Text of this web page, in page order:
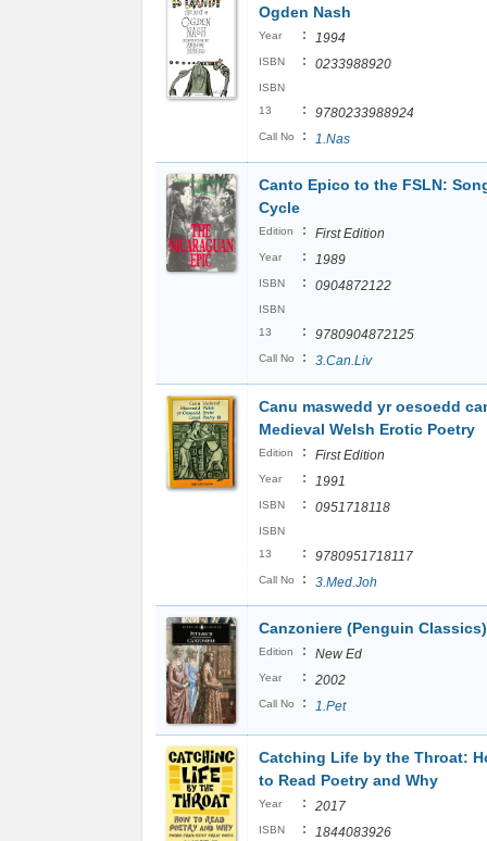
Ogden Nash
Year : 1994
ISBN : 0233988920
ISBN
13
: 9780233988924
Call No : 1.Nas
Canto Epico to the FSLN:
Cycle
Edition : First Edition
Year : 1989
ISBN : 0904872122
ISBN
13
: 9780904872125
Call No : 3.Can.Liv
Canu maswedd yr oesoedd
Medieval Welsh Erotic Poetry
Edition : First Edition
Year : 1991
ISBN : 0951718118
ISBN
13
: 9780951718117
Call No : 3.Med.Joh
Canzoniere (Penguin Classics)
Edition : New Ed
Year : 2002
Call No : 1.Pet
Catching Life by the Throat:
to Read Poetry and Why
Year : 2017
ISBN : 1844083926